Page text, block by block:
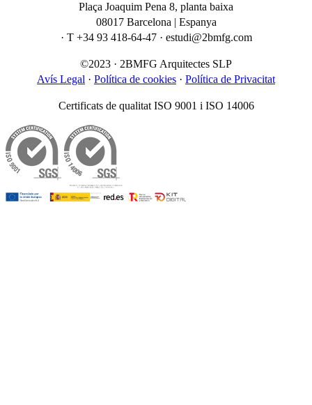
Plaça Joaquim Pena 8, planta baixa
08017 Barcelona | Espanya
· T +34 93 418-64-47 · estudi@2bmfg.com
©2023 · 2BMFG Arquitectes SLP
Avís Legal · Política de cookies · Política de Privacitat
Certificats de qualitat ISO 9001 i ISO 14006